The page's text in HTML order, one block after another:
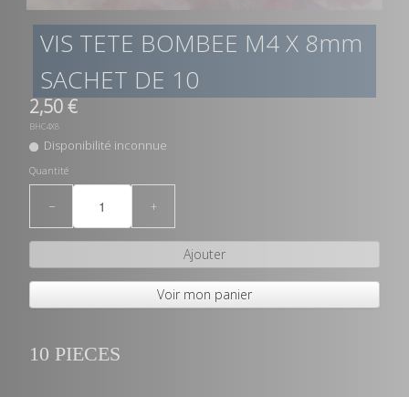
VIS TETE BOMBEE M4 X 8mm
SACHET DE 10
2,50 €
BHC4X8
Disponibilité inconnue
Quantité
− +
Ajouter
Voir mon panier
10 PIECES